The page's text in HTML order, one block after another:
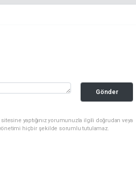
Gönder
yaptığınız yorumunuzla ilgili doğrudan veya
hiçbir şekilde sorumlu tutulamaz.